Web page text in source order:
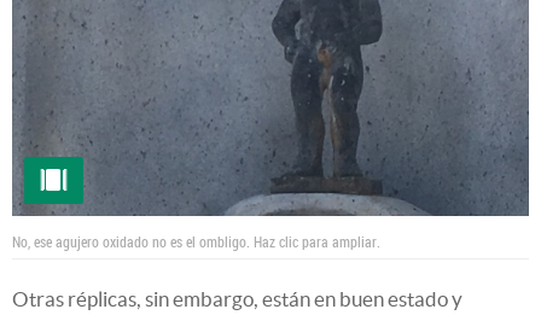
No, ese agujero oxidado no es el ombligo. Haz clic para ampliar.
Otras réplicas, sin embargo, están en buen estado y